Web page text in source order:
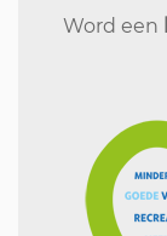
Word een